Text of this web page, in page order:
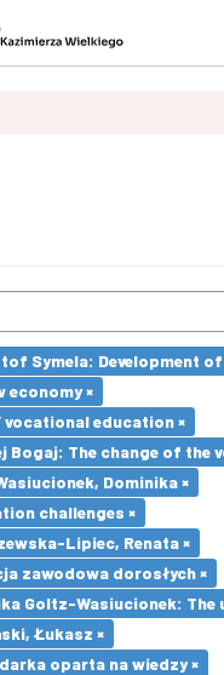
Symela: Development
economy ×
vocational education ×
Bogaj: The change of
Dominika ×
challenges ×
Lipiec, Renata ×
zawodowa dorosłych ×
Goltz-Wasiucionek:
Łukasz ×
oparta na wiedzy ×